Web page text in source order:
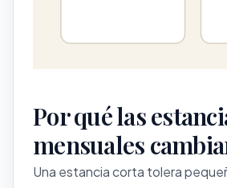
Por qué las
mensuales
Una estancia corta tolera